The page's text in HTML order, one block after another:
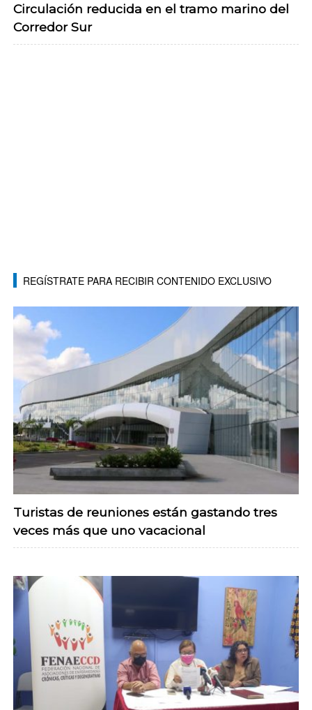
Circulación reducida en el tramo marino del
Corredor Sur
REGÍSTRATE PARA RECIBIR CONTENIDO EXCLUSIVO
Turistas de reuniones están gastando tres
veces más que uno vacacional